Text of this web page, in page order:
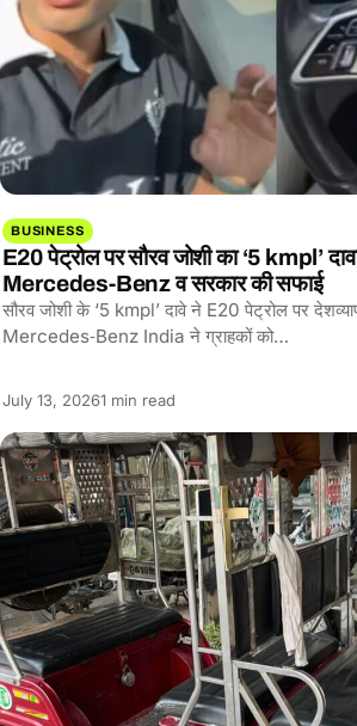
BUSINESS
E20 पेट्रोल पर सौरव जोशी का ‘5 kmpl’
Mercedes‑Benz व सरकार की सफाई
सौरव जोशी के ‘5 kmpl’ दावे ने E20 पेट्रोल पर
Mercedes‑Benz India ने ग्राहकों को…
July 13, 2026Reading
1 min read